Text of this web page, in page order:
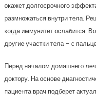
окажет долгосрочного
размножаться внутри тела.
когда иммунитет ослабится.
другие участки тела – с
Перед началом домашнего
доктору. На основе
пациента врач подберет